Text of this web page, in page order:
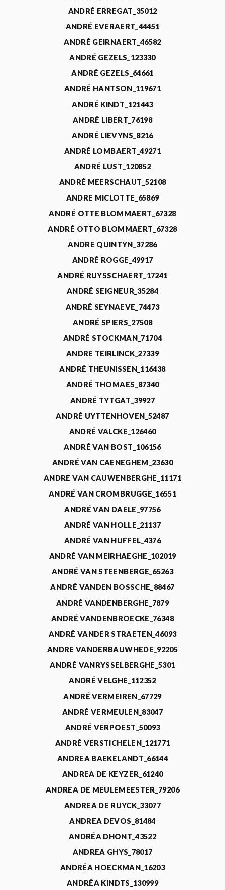
ANDRÉ ERREGAT_35012
ANDRÉ EVERAERT_44451
ANDRÉ GEIRNAERT_46582
ANDRÉ GEZELS_123330
ANDRÉ GEZELS_64661
ANDRÉ HANTSON_119671
ANDRÉ KINDT_121443
ANDRÉ LIBERT_76198
ANDRÉ LIEVYNS_8216
ANDRÉ LOMBAERT_49271
ANDRÉ LUST_120852
ANDRÉ MEERSCHAUT_52108
ANDRE MICLOTTE_65869
ANDRÉ OTTE BLOMMAERT_67328
ANDRÉ OTTO BLOMMAERT_67328
ANDRE QUINTYN_37286
ANDRÉ ROGGE_49917
ANDRÉ RUYSSCHAERT_17241
ANDRÉ SEIGNEUR_35284
ANDRÉ SEYNAEVE_74473
ANDRÉ SPIERS_27508
ANDRÉ STOCKMAN_71704
ANDRE TEIRLINCK_27339
ANDRÉ THEUNISSEN_116438
ANDRÉ THOMAES_87340
ANDRÉ TYTGAT_39927
ANDRÉ UYTTENHOVEN_52487
ANDRÉ VALCKE_126460
ANDRÉ VAN BOST_106156
ANDRÉ VAN CAENEGHEM_23630
ANDRE VAN CAUWENBERGHE_11171
ANDRÉ VAN CROMBRUGGE_16551
ANDRÉ VAN DAELE_97756
ANDRÉ VAN HOLLE_21137
ANDRÉ VAN HUFFEL_4376
ANDRÉ VAN MEIRHAEGHE_102019
ANDRÉ VAN STEENBERGE_65263
ANDRÉ VANDEN BOSSCHE_88467
ANDRÉ VANDENBERGHE_7879
ANDRÉ VANDENBROECKE_76348
ANDRÉ VANDER STRAETEN_46093
ANDRE VANDERBAUWHEDE_92205
ANDRÉ VANRYSSELBERGHE_5301
ANDRÉ VELGHE_112352
ANDRÉ VERMEIREN_67729
ANDRÉ VERMEULEN_83047
ANDRÉ VERPOEST_50093
ANDRÉ VERSTICHELEN_121771
ANDREA BAEKELANDT_66144
ANDREA DE KEYZER_61240
ANDREA DE MEULEMEESTER_79206
ANDREA DE RUYCK_33077
ANDREA DEVOS_81484
ANDRÉA DHONT_43522
ANDREA GHYS_78017
ANDRÉA HOECKMAN_16203
ANDRÉA KINDTS_130999